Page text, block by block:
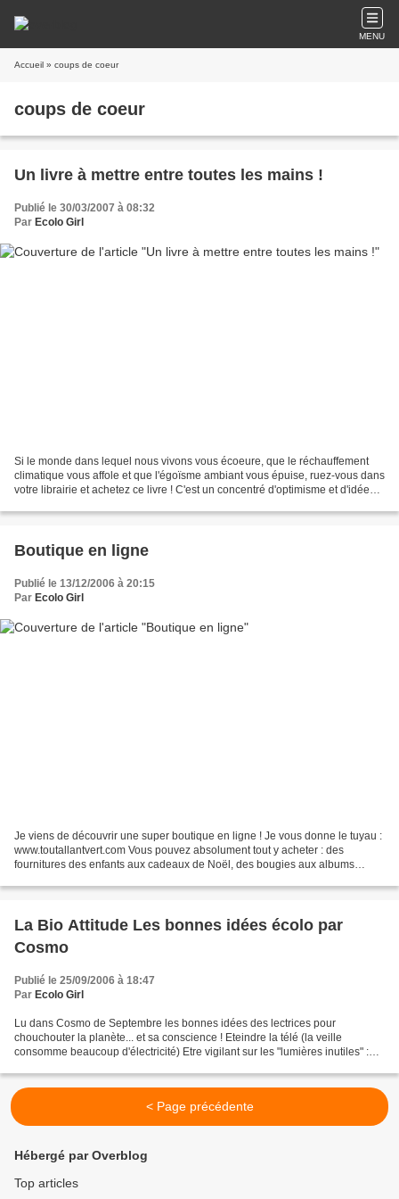
MENU
Accueil » coups de coeur
coups de coeur
Un livre à mettre entre toutes les mains !
Publié le 30/03/2007 à 08:32
Par Ecolo Girl
Si le monde dans lequel nous vivons vous écoeure, que le réchauffement
climatique vous affole et que l'égoïsme ambiant vous épuise, ruez-vous dans
votre librairie et achetez ce livre ! C'est un concentré d'optimisme et d'idées
Boutique en ligne
Publié le 13/12/2006 à 20:15
Par Ecolo Girl
Je viens de découvrir une super boutique en ligne ! Je vous donne le tuyau :
www.toutallantvert.com Vous pouvez absolument tout y acheter : des
fournitures des enfants aux cadeaux de Noël, des bougies aux albums
La Bio Attitude Les bonnes idées écolo par
Cosmo
Publié le 25/09/2006 à 18:47
Par Ecolo Girl
Lu dans Cosmo de Septembre les bonnes idées des lectrices pour
chouchouter la planète... et sa conscience ! Eteindre la télé (la veille
consomme beaucoup d'électricité) Etre vigilant sur les "lumières inutiles" :
< Page précédente
Hébergé par Overblog
Top articles